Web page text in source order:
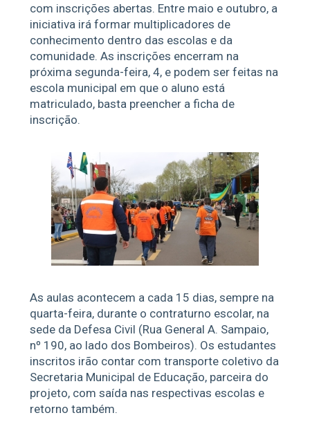
com inscrições abertas. Entre maio e outubro, a
iniciativa irá formar multiplicadores de
conhecimento dentro das escolas e da
comunidade. As inscrições encerram na
próxima segunda-feira, 4, e podem ser feitas na
escola municipal em que o aluno está
matriculado, basta preencher a ficha de
inscrição.
As aulas acontecem a cada 15 dias, sempre na
quarta-feira, durante o contraturno escolar, na
sede da Defesa Civil (Rua General A. Sampaio,
nº 190, ao lado dos Bombeiros). Os estudantes
inscritos irão contar com transporte coletivo da
Secretaria Municipal de Educação, parceira do
projeto, com saída nas respectivas escolas e
retorno também.